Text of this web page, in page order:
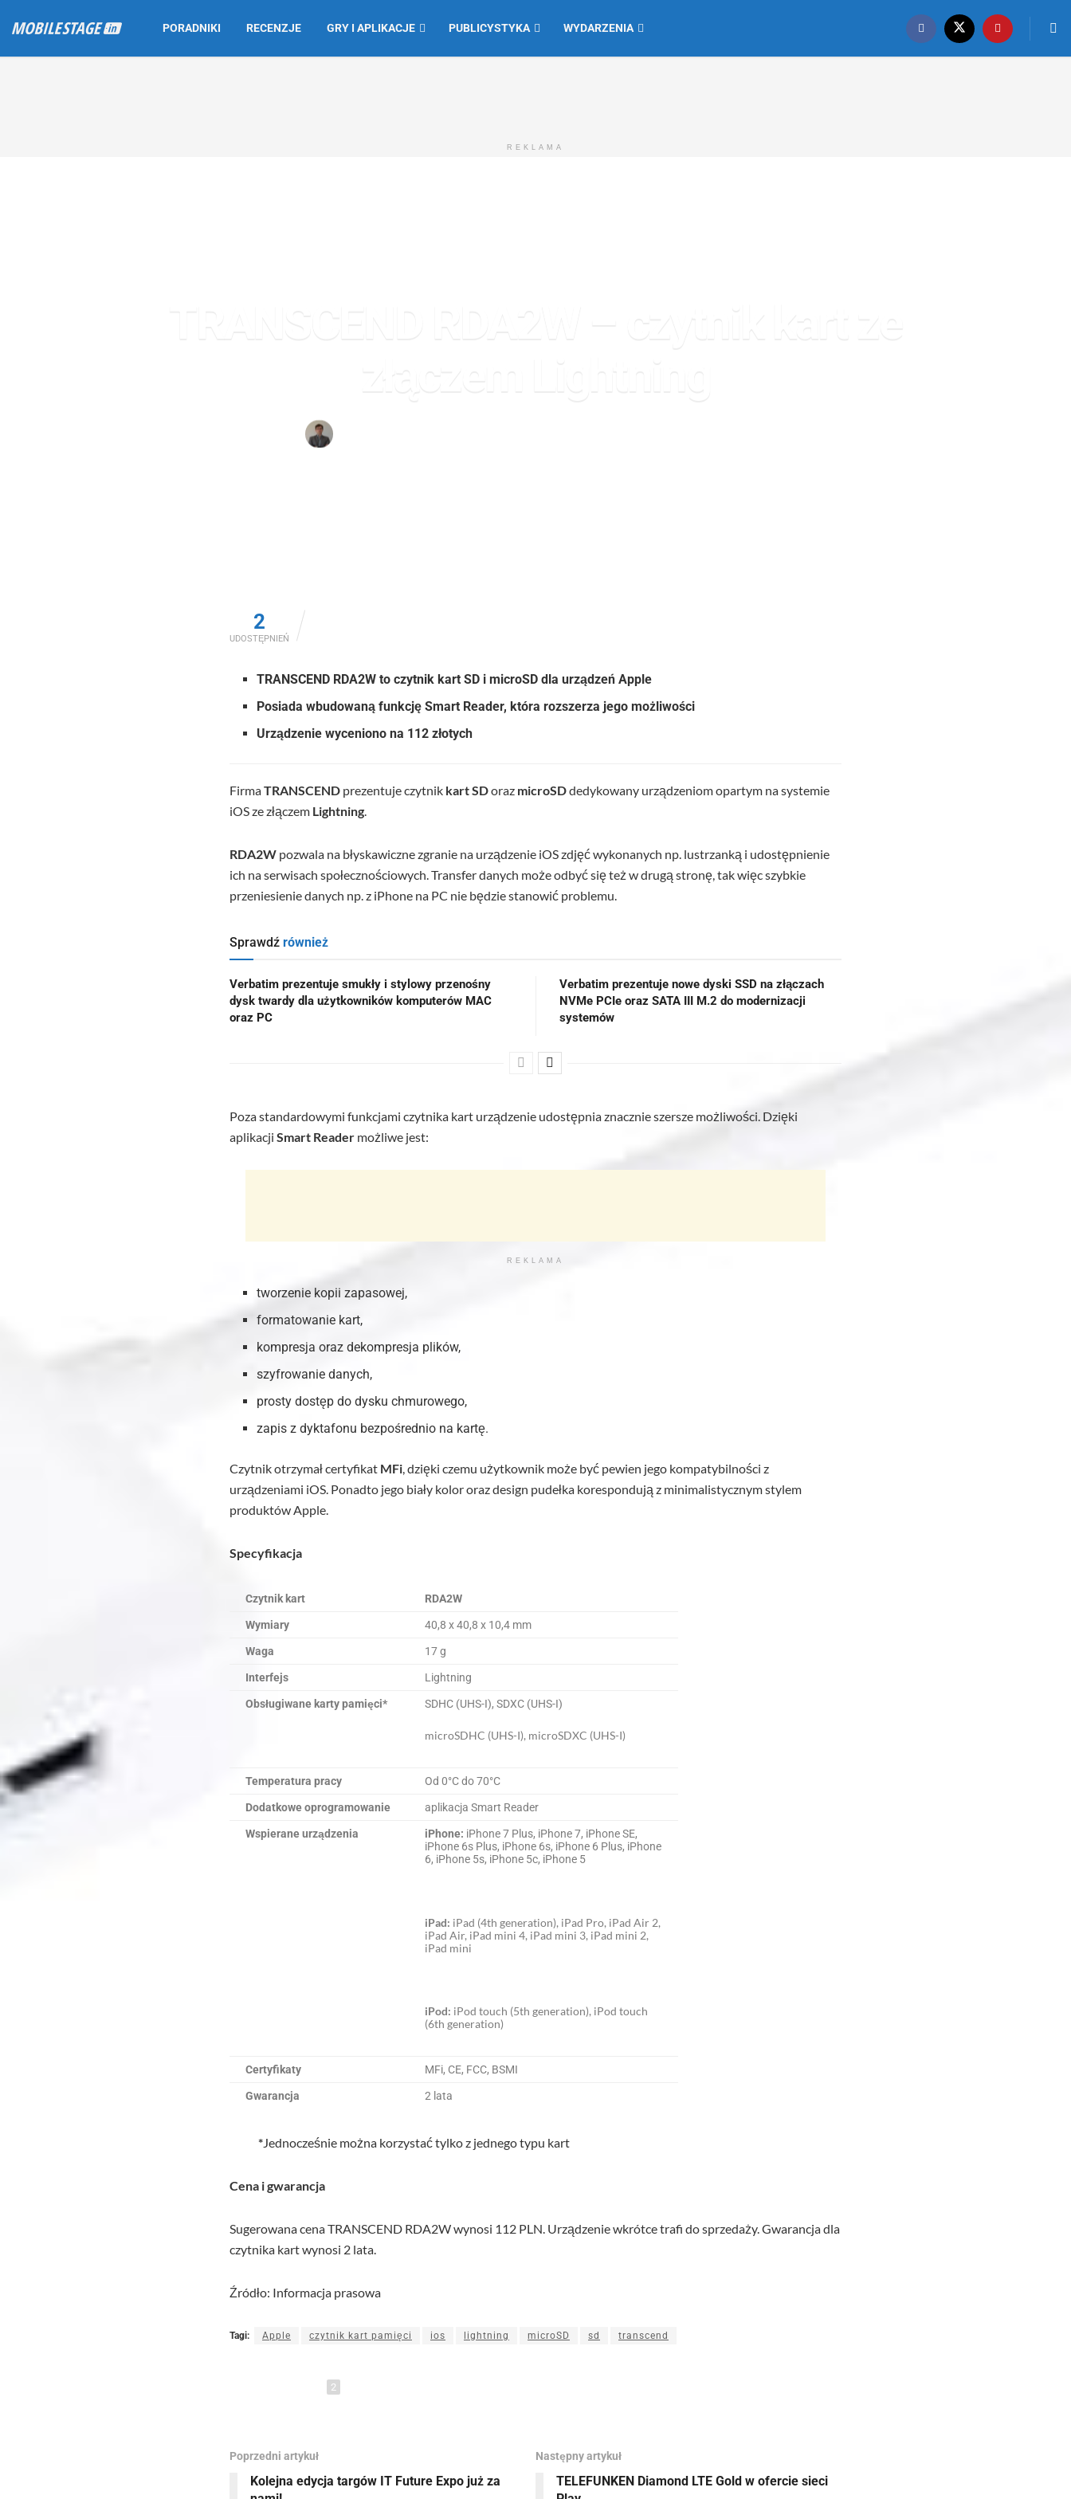
PORADNIKI RECENZJE GRY I APLIKACJE PUBLICYSTYKA WYDARZENIA
REKLAMA
2
UDOSTĘPNIEŃ
TRANSCEND RDA2W to czytnik kart SD i microSD dla urządzeń Apple
Posiada wbudowaną funkcję Smart Reader, która rozszerza jego możliwości
Urządzenie wyceniono na 112 złotych
FirmaTRANSCEND prezentuje czytnik kart SDoraz microSDdedykowany urządzeniom opartym na systemie
iOS ze złączem Lightning.
RDA2W pozwala na błyskawiczne zgranie na urządzenie iOS zdjęć wykonanych np. lustrzanką i udostępnienie
ich na serwisach społecznościowych. Transfer danych może odbyć się też w drugą stronę, tak więc szybkie
przeniesienie danych np. z iPhone na PC nie będzie stanowić problemu.
Sprawdź również
Verbatim prezentuje smukły i stylowy przenośny
dysk twardy dla użytkowników komputerów MAC
oraz PC
Verbatim prezentuje nowe dyski SSD na złączach
NVMe PCIe oraz SATA III M.2 do modernizacji
systemów
Poza standardowymi funkcjami czytnika kart urządzenie udostępnia znacznie szersze możliwości. Dzięki
aplikacji Smart Reader możliwe jest:
REKLAMA
tworzenie kopii zapasowej,
formatowanie kart,
kompresja oraz dekompresja plików,
szyfrowanie danych,
prosty dostęp do dysku chmurowego,
zapis z dyktafonu bezpośrednio na kartę.
Czytnik otrzymał certyfikat MFi, dzięki czemu użytkownik może być pewien jego kompatybilności z
urządzeniami iOS. Ponadto jego biały kolor oraz design pudełka korespondują z minimalistycznym stylem
produktów Apple.
Specyfikacja
Czytnik kart RDA2W
Wymiary 40,8 x 40,8 x 10,4 mm
Waga 17 g
Interfejs Lightning
Obsługiwane karty pamięci* SDHC (UHS-I), SDXC (UHS-I)
microSDHC (UHS-I), microSDXC (UHS-I)
Temperatura pracy Od 0°C do 70°C
Dodatkowe oprogramowanie aplikacja Smart Reader
Wspierane urządzenia iPhone: iPhone 7 Plus, iPhone 7, iPhone SE,
iPhone 6s Plus, iPhone 6s, iPhone 6 Plus, iPhone
6, iPhone 5s, iPhone 5c, iPhone 5
iPad: iPad (4th generation), iPad Pro, iPad Air 2,
iPad Air, iPad mini 4, iPad mini 3, iPad mini 2,
iPad mini
iPod: iPod touch (5th generation), iPod touch
(6th generation)
Certyfikaty MFi, CE, FCC, BSMI
Gwarancja 2 lata
*Jednocześnie można korzystać tylko z jednego typu kart
Cena i gwarancja
Sugerowana cena TRANSCEND RDA2W wynosi 112 PLN. Urządzenie wkrótce trafi do sprzedaży. Gwarancja dla
czytnika kart wynosi 2 lata.
Źródło: Informacja prasowa
Tagi: Apple czytnik kart pamięci ios lightning microSD sd transcend
2
Poprzedni artykuł
Kolejna edycja targów IT Future Expo już za
Następny artykuł
TELEFUNKEN Diamond LTE Gold w ofercie sieci